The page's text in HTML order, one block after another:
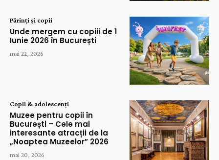
Părinți și copii
Unde mergem cu copiii de 1
Iunie 2026 în București
mai 22, 2026
Copii & adolescenți
Muzee pentru copii în
București – Cele mai
interesante atracții de la
„Noaptea Muzeelor” 2026
mai 20, 2026